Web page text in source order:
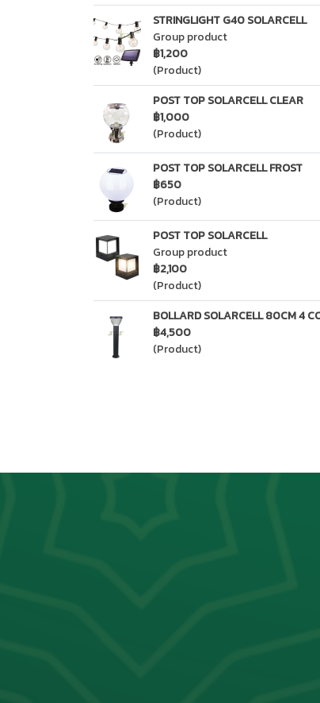
STRINGLIGHT G40 SOLARCELL
Group product
฿1,200
(Product)
POST TOP SOLARCELL CLEAR
฿1,000
(Product)
POST TOP SOLARCELL FROST
฿650
(Product)
POST TOP SOLARCELL
Group product
฿2,100
(Product)
BOLLARD SOLARCELL 80CM 4
฿4,500
(Product)